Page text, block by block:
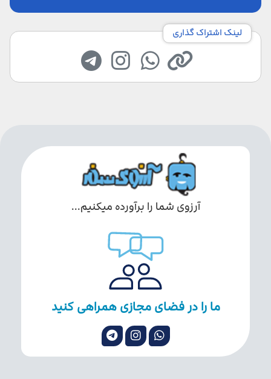
لینک اشتراک گذاری
آرزوی شما را برآورده میکنیم...
ما را در فضای مجازی همراهی کنید